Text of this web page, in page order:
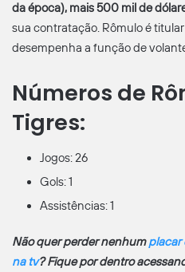
da época), mais 500 mil de
sua contratação. Rômulo é
desempenha a função de
Números de
Tigres:
Jogos: 26
Gols: 1
Assistências: 1
Não quer perder nenhumplacar
na tv? Fique por dentro